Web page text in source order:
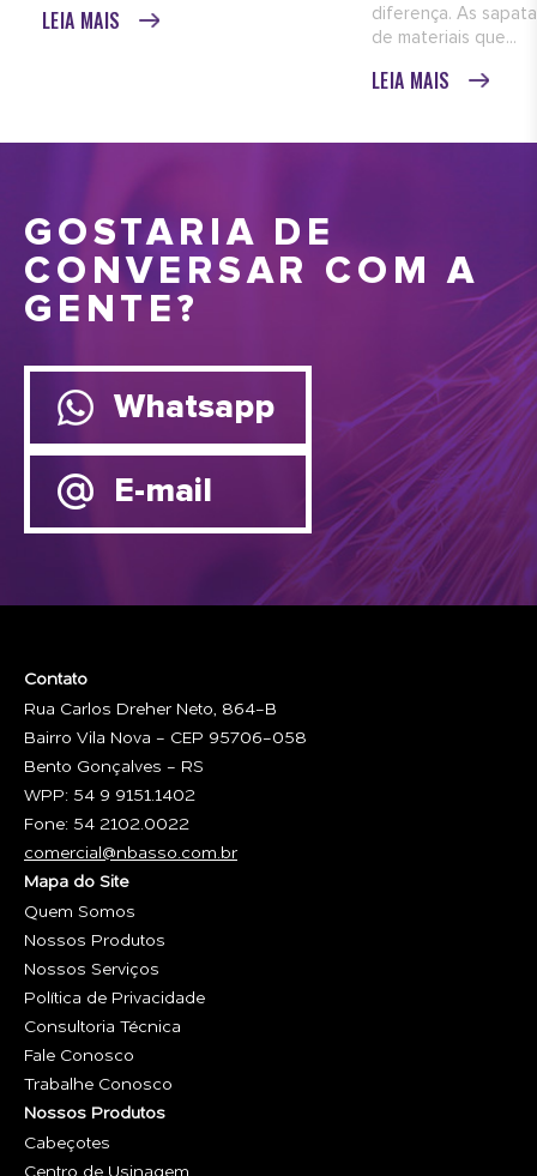
LEIA MAIS
diferença. As
de materiais que...
LEIA MAIS
GOSTARIA DE
CONVERSAR COM A
GENTE?
Whatsapp
E-mail
Contato
Rua Carlos Dreher Neto, 864-B
Bairro Vila Nova - CEP 95706-058
Bento Gonçalves - RS
WPP: 54 9 9151.1402
Fone: 54 2102.0022
comercial@nbasso.com.br
Mapa do Site
Quem Somos
Nossos Produtos
Nossos Serviços
Política de Privacidade
Consultoria Técnica
Fale Conosco
Trabalhe Conosco
Nossos Produtos
Cabeçotes
Centro de Usinagem